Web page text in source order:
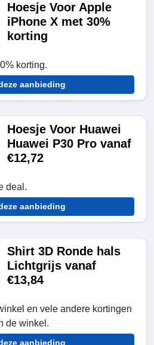
Hoesje Voor Apple
iPhone X met 30%
korting
korting.
aanbieding
Hoesje Voor Huawei
Huawei P30 Pro vanaf
€12,72
deal.
aanbieding
Shirt 3D Ronde hals
Lichtgrijs vanaf
€13,84
en vele andere kortingen
de winkel.
aanbieding